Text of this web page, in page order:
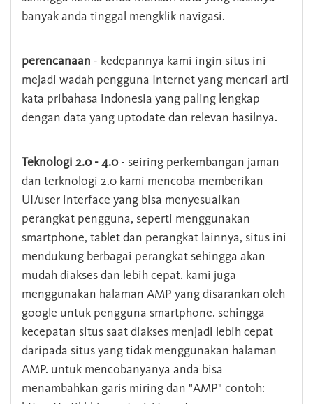
banyak anda tinggal mengklik navigasi.
perencanaan - kedepannya kami ingin situs ini
mejadi wadah pengguna Internet yang mencari arti
kata pribahasa indonesia yang paling lengkap
dengan data yang uptodate dan relevan hasilnya.
Teknologi 2.0 - 4.0- seiring perkembangan jaman
dan terknologi 2.0 kami mencoba memberikan
UI/user interface yang bisa menyesuaikan
perangkat pengguna, seperti menggunakan
smartphone, tablet dan perangkat lainnya, situs ini
mendukung berbagai perangkat sehingga akan
mudah diakses dan lebih cepat. kami juga
menggunakan halaman AMP yang disarankan oleh
google untuk pengguna smartphone. sehingga
kecepatan situs saat diakses menjadi lebih cepat
daripada situs yang tidak menggunakan halaman
AMP. untuk mencobanyanya anda bisa
menambahkan garis miring dan "AMP" contoh: